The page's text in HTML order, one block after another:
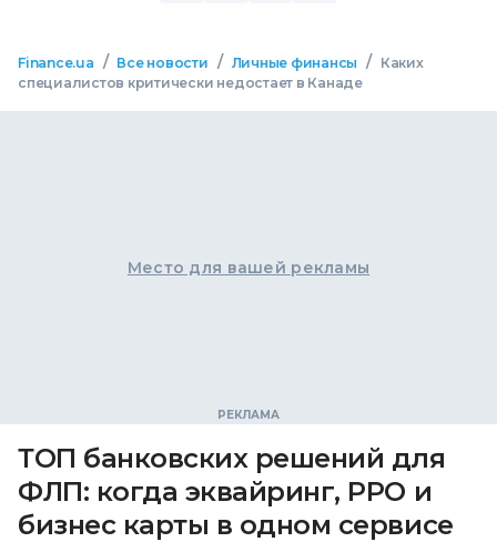
Finance.ua / Все новости / Личные финансы /
Каких
специалистов критически недостает в Канаде
Место для вашей рекламы
ТОП банковских решений для
ФЛП: когда эквайринг, РРО и
бизнес карты в одном сервисе